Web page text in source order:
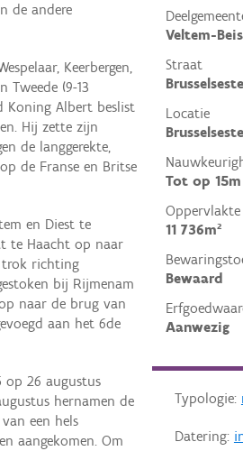
Veltem-
Straat
Locatie
Tot op 15m
11 736m²
Bewaard
Aanwezig
Typologie:
Datering:
de andere
Keerbergen,
Tweede (9-13
Koning Albert beslist
Hij zette zijn
de langgerekte,
de Franse en Britse
en Diest te
te Haacht op naar
trok richting
bij Rijmenam
naar de brug van
aan het 6de
op 26 augustus
hernamen de
een hels
aangekomen. Om